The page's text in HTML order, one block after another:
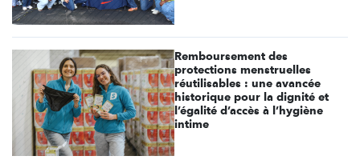
Remboursement des
protections menstruelles
réutilisables : une avancée
historique pour la dignité et
l’égalité d’accès à l’hygiène
intime